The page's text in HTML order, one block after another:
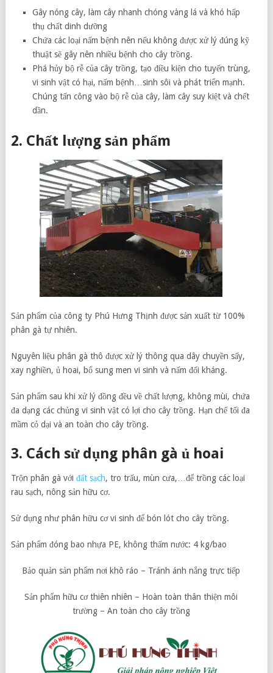
Gây nóng cây, làm cây nhanh chóng vàng lá và khó hấp
thụ chất dinh dưỡng
Chứa các loại nấm bệnh nên nếu không được xử lý đúng kỹ
thuật sẽ gây nên nhiều bệnh cho cây trồng.
Phá hủy bộ rễ của cây trồng, tạo điều kiện cho tuyến trùng,
vi sinh vật có hại, nấm bệnh…sinh sôi và phát triển mạnh.
Chúng tấn công vào bộ rễ của cây, làm cây suy kiệt và chết
dần.
2. Chất lượng sản phẩm
Sản phẩm của công ty Phú Hưng Thịnh được sản xuất từ 100%
phân gà tự nhiên.
Nguyên liệu phân gà thô được xử lý thông qua dây chuyền sấy,
xay nghiền, ủ hoai, bổ sung men vi sinh và nấm đối kháng.
Sản phẩm sau khi xử lý đồng đều về chất lượng, không mùi, chứa
đa dạng các chủng vi sinh vật có lợi cho cây trồng. Hạn chế tối đa
mầm cỏ dại và an toàn cho cây trồng.
3. Cách sử dụng phân gà ủ hoai
Trộn phân gà vớiđất sạch, tro trấu, mùn cưa,…để trồng các loại
rau sạch, nông sản hữu cơ.
Sử dụng như phân hữu cơ vi sinh để bón lót cho cây trồng.
Sản phẩm đóng bao nhựa PE, không thấm nước: 4 kg/bao
Bảo quản sản phẩm nơi khô ráo – Tránh ánh nắng trực tiếp
Sản phẩm hữu cơ thiên nhiên – Hoàn toàn thân thiện môi
trường – An toàn cho cây trồng